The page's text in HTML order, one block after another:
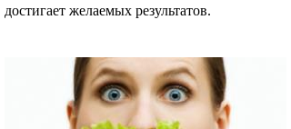
достигает желаемых результатов.